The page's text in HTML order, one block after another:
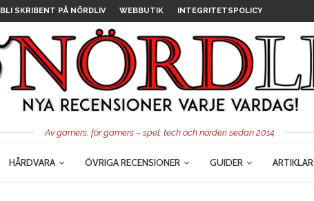
BLI SKRIBENT PÅ NÖRDLIV WEBBUTIK INTEGRITETSPOLICY
Av gamers, för gamers – spel, tech och nörderi sedan 2014.
HÅRDVARA ÖVRIGA RECENSIONER GUIDER ARTIKLAR